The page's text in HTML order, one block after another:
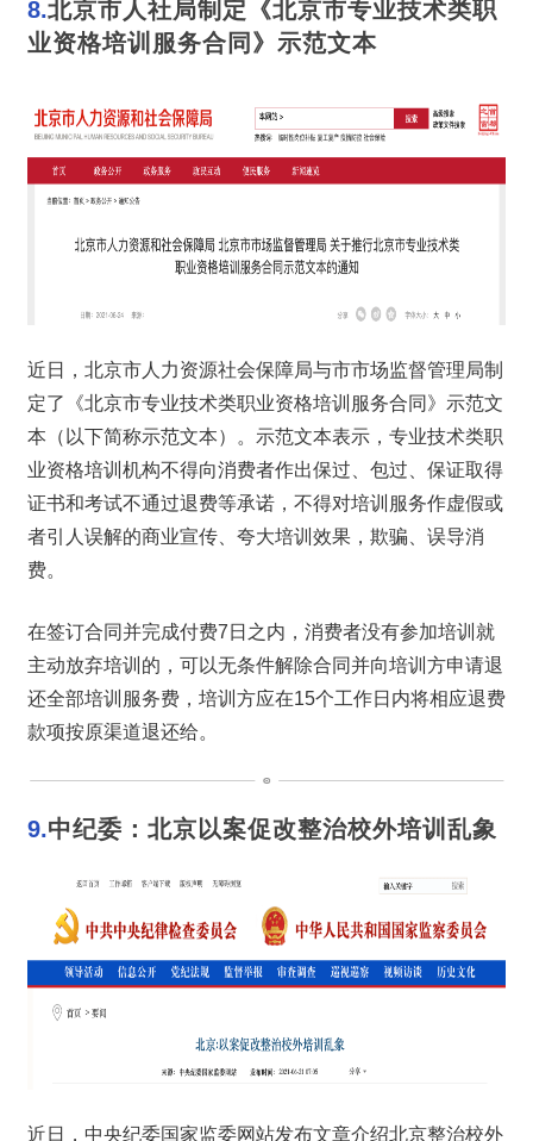
8.北京市人社局制定《北京市专业技术类职
业资格培训服务合同》示范文本
近日，北京市人力资源社会保障局与市市场监督管理局制
定了《北京市专业技术类职业资格培训服务合同》示范文
本（以下简称示范文本）。示范文本表示，专业技术类职
业资格培训机构不得向消费者作出保过、包过、保证取得
证书和考试不通过退费等承诺，不得对培训服务作虚假或
者引人误解的商业宣传、夸大培训效果，欺骗、误导消
费。
在签订合同并完成付费7日之内，消费者没有参加培训就
主动放弃培训的，可以无条件解除合同并向培训方申请退
还全部培训服务费，培训方应在15个工作日内将相应退费
款项按原渠道退还给。
9.中纪委： 北京以案促改整治校外培训乱象
近日，中央纪委国家监委网站发布文章介绍北京整治校外